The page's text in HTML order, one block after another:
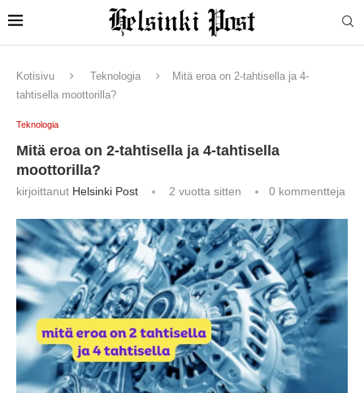
Kotisivu Teknologia
Mitä eroa on 2-tahtisella ja 4-
tahtisella moottorilla?
Teknologia
Mitä eroa on 2-tahtisella ja 4-tahtisella
moottorilla?
kirjoittanut Helsinki Post 2 vuotta sitten 0 kommentteja